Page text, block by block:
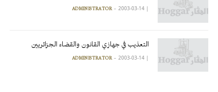
|
ADMINISTRATOR 2003-03-14
التعذيب في جهازي القانون والقضاء الجزائريين
|
ADMINISTRATOR 2003-03-14